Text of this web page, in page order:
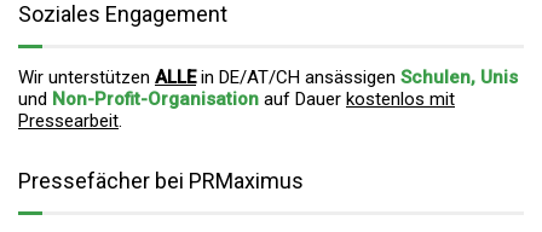
Soziales Engagement
Wir unterstützen ALLEin DE/AT/CH ansässigen Schulen, Unis
und Non-Profit-Organisation auf Dauer kostenlos mit
Pressearbeit.
Pressefächer bei PRMaximus